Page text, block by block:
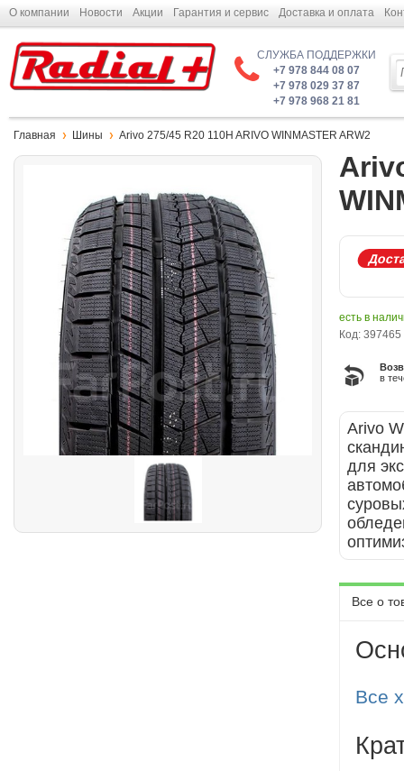
О компании Новости Акции Гарантия и сервис Доставка и оплата
СЛУЖБА ПОДДЕРЖКИ
+7 978 844 08 07
+7 978 029 37 87
+7 978 968 21 81
Главная Шины Arivo 275/45 R20 110H ARIVO WINMASTER ARW2
есть в
Код: 397465
в
Arivo
для
Все о
Все